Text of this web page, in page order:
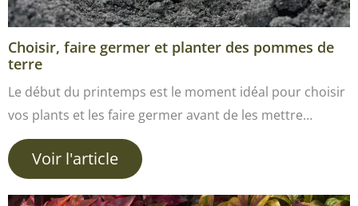
Choisir, faire germer et planter des pommes de
terre
Le début du printemps est le moment idéal pour choisir
vos plants et les faire germer avant de les mettre…
Voir l'article